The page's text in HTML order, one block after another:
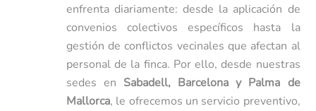
enfrenta diariamente: desde la aplicación de
convenios colectivos específicos hasta la
gestión de conflictos vecinales que afectan al
personal de la finca. Por ello, desde nuestras
sedes en Sabadell, Barcelona y Palma de
Mallorca, le ofrecemos un servicio preventivo,